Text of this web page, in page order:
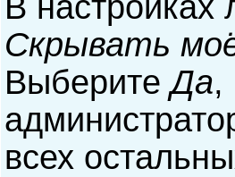
Скрывать
ВыберитеДа,
всех